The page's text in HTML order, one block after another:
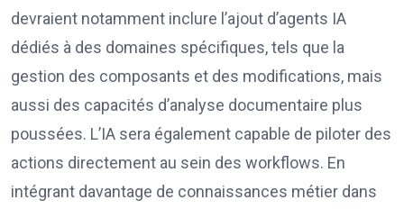
devraient notamment inclure l’ajout d’agents IA
dédiés à des domaines spécifiques, tels que la
gestion des composants et des modifications, mais
aussi des capacités d’analyse documentaire plus
poussées. L’IA sera également capable de piloter des
actions directement au sein des workflows. En
intégrant davantage de connaissances métier dans